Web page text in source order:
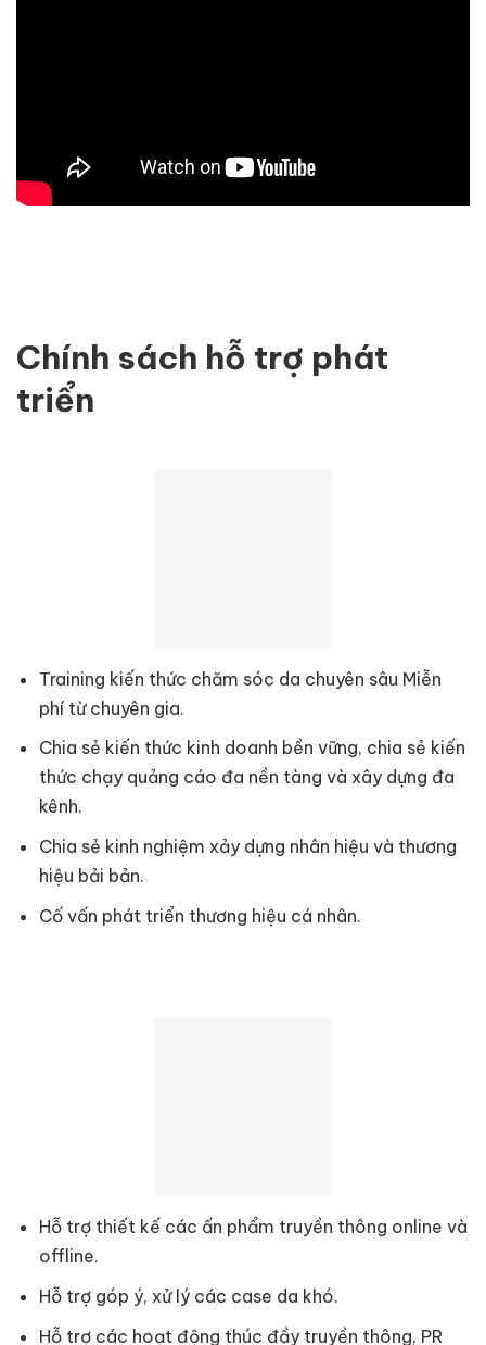
Chính sách hỗ trợ phát
triển
Training kiến thức chăm sóc da chuyên sâu Miễn
phí từ chuyên gia.
Chia sẻ kiến thức kinh doanh bền vững, chia sẻ kiến
thức chạy quảng cáo đa nền tàng và xây dựng đa
kênh.
Chia sẻ kinh nghiệm xảy dựng nhân hiệu và thương
hiệu bải bản.
Cố vấn phát triển thương hiệu cá nhân.
Hỗ trợ thiết kế các ấn phẩm truyền thông online và
offline.
Hỗ trợ góp ý, xử lý các case da khó.
Hỗ trợ các hoạt động thúc đầy truyền thông, PR